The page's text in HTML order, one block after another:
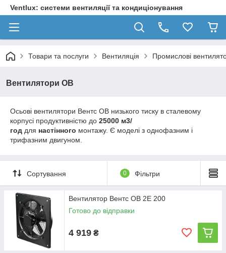
Ventlux: системи вентиляції та кондиціонування
Товари та послуги Вентиляція Промислові
Вентилятори ОВ
Осьові вентилятори Вентс ОВ низького тиску в сталевому
корпусі продуктивністю до 25000 м3/
год для настінного монтажу. Є моделі з однофазним і
трифазним двигуном.
Сортування 0 Фільтри
Вентилятор Вентс ОВ 2Е 200
Готово до відправки
4 919 ₴